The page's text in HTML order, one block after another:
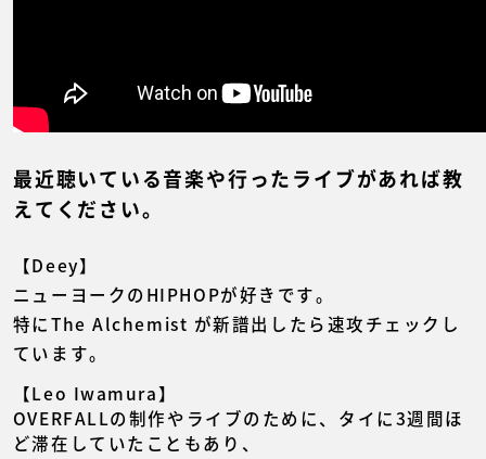
最近聴いている音楽や行ったライブがあれば教
えてください。
【Deey】
ニューヨークのHIPHOPが好きです。
特にThe Alchemist が新譜出したら速攻チェックし
ています。
【Leo Iwamura】
OVERFALLの制作やライブのために、タイに3週間ほ
ど滞在していたこともあり、